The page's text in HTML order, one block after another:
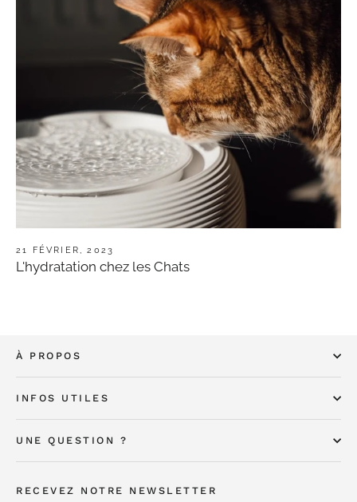
21 FÉVRIER, 2023
L'hydratation chez les Chats
À PROPOS
INFOS UTILES
UNE QUESTION ?
RECEVEZ NOTRE NEWSLETTER